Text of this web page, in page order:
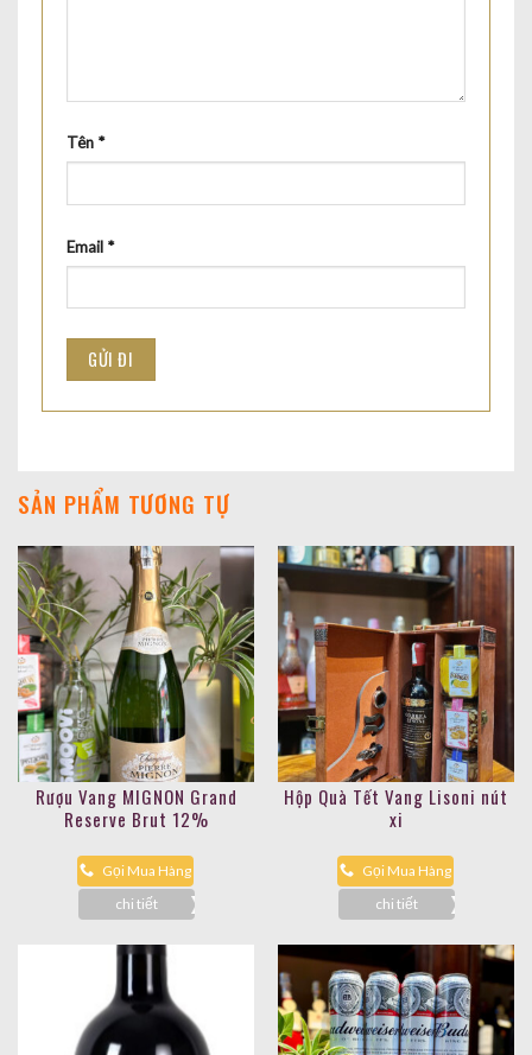
Tên *
Email *
SẢN PHẨM TƯƠNG TỰ
Rượu Vang MIGNON Grand
Reserve Brut 12%
Gọi Mua Hàng
chi tiết
Hộp Quà Tết Vang Lisoni nút
xi
Gọi Mua Hàng
chi tiết